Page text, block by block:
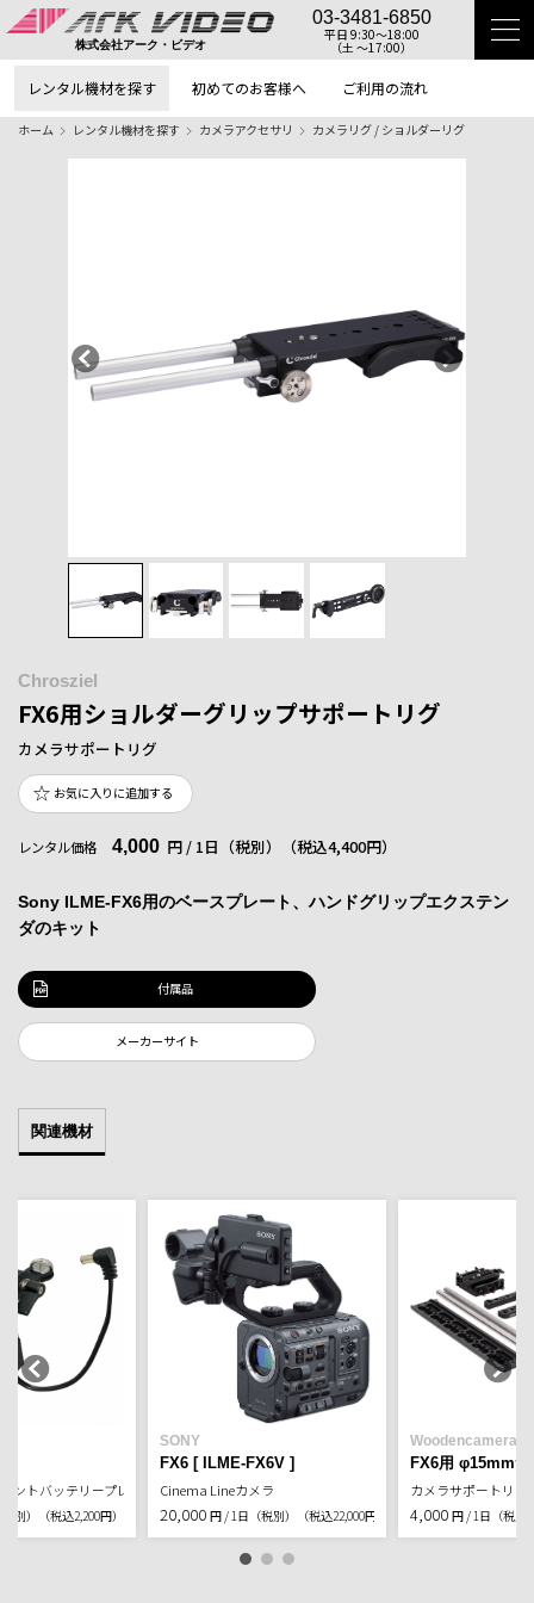
株式会社アーク・ビデオ
03-3481-6850
平日 9:30〜18:00
（土 〜17:00）
レンタル機材を探す 初めてのお客様へ ご利用の流れ
ホーム レンタル機材を探す カメラアクセサリ カメラリグ / ショルダーリグ
Chrosziel
FX6用ショルダーグリップサポートリグ
カメラサポートリグ
お気に入りに追加する
レンタル価格 4,000 円 / 1日（税別） （税込4,400円）
Sony ILME-FX6用のベースプレート、ハンドグリップエクステン
ダのキット
付属品
メーカーサイト
関連機材
ントバッテリープレート
別） （税込2,200円）
SONY
FX6 [ ILME-FX6V ]
Cinema Lineカメラ
20,000 円 / 1日（税別） （税込22,000円）
Woodencamera
FX6用 φ15mm
カメラサポートリグ
4,000 円 / 1日（税別